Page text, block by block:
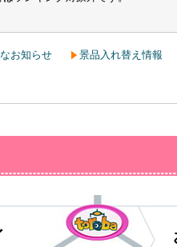
その際に順位が変動する場合があ
たは非公開の場合は、空白で表示さ
お知らせ 景品入れ替え情報